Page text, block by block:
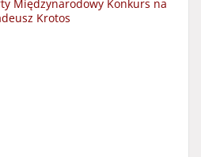
Międzynarodowy Konkurs na
Krotos